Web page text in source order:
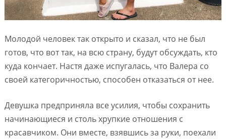
Молодой человек так открыто и сказал, что не был
готов, что вот так, на всю страну, будут обсуждать, кто
куда кончает. Настя даже испугалась, что Валера со
своей категоричностью, способен отказаться от нее.
Девушка предприняла все усилия, чтобы сохранить
начинающиеся и столь хрупкие отношения с
красавчиком. Они вместе, взявшись за руки, поехали